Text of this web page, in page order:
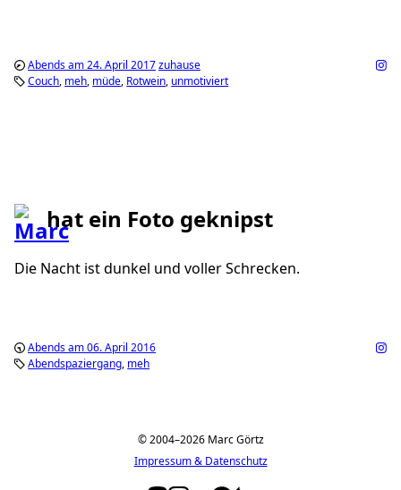
Abends am 24. April 2017zuhause
Couch meh müde Rotwein unmotiviert
hat ein Foto geknipst
Die Nacht ist dunkel und voller Schrecken.
Abends am 06. April 2016
Abendspaziergang meh
© 2004–2026 Marc Görtz
Impressum & Datenschutz